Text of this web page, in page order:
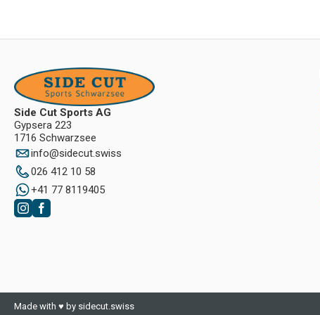
Side Cut Sports AG
Gypsera 223
1716 Schwarzsee
info@sidecut.swiss
026 412 10 58
+41 77 8119405
Made with ♥ by sidecut.swiss